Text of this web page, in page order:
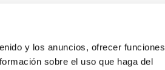
y los anuncios, ofrecer funciones
sobre el uso que haga del